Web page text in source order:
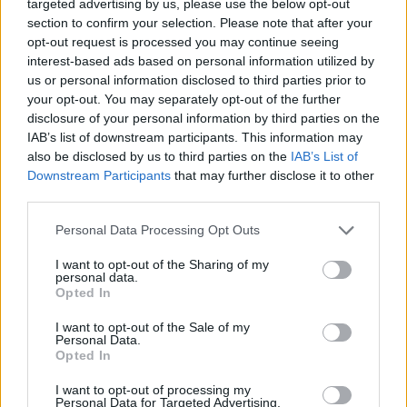
targeted advertising by us, please use the below opt-out
section to confirm your selection. Please note that after your
opt-out request is processed you may continue seeing
interest-based ads based on personal information utilized by
us or personal information disclosed to third parties prior to
your opt-out. You may separately opt-out of the further
disclosure of your personal information by third parties on the
IAB’s list of downstream participants. This information may
also be disclosed by us to third parties on the IAB’s List of
Downstream Participants that may further disclose it to other
Personal Data Processing Opt Outs
I want to opt-out of the Sharing of my
personal data.
Opted In
I want to opt-out of the Sale of my
Personal Data.
Opted In
I want to opt-out of processing my
Personal Data for Targeted Advertising.
minimo e per le bollette: possibilità alle quali
spesso chi è in difficoltà finisce per
chiudersi, mentre possono essere un aiuto
importante per risollevarsi.
Puntiamo molto sull’aspetto etico e umano
– aggiunge il fondatore di Sdebitato -:
risorgere e vuole mettercela tutta perché
si rimette in gioco e lavora su sé stesso ha
più potenzialità di crescita personalee come
ovvia conseguenza anche più possibilità di
far crescere chi ha intorno a sé».